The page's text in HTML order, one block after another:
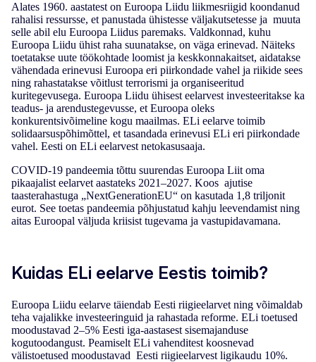
Alates 1960. aastatest on Euroopa Liidu liikmesriigid koondanud
rahalisi ressursse, et panustada ühistesse väljakutsetesse ja muuta
selle abil elu Euroopa Liidus paremaks. Valdkonnad, kuhu
Euroopa Liidu ühist raha suunatakse, on väga erinevad. Näiteks
toetatakse uute töökohtade loomist ja keskkonnakaitset, aidatakse
vähendada erinevusi Euroopa eri piirkondade vahel ja riikide sees
ning rahastatakse võitlust terrorismi ja organiseeritud
kuritegevusega. Euroopa Liidu ühisest eelarvest investeeritakse ka
teadus- ja arendustegevusse, et Euroopa oleks
konkurentsivõimeline kogu maailmas. ELi eelarve toimib
solidaarsuspõhimõttel, et tasandada erinevusi ELi eri piirkondade
vahel. Eesti on ELi eelarvest netokasusaaja.
COVID-19 pandeemia tõttu suurendas Euroopa Liit oma
pikaajalist eelarvet aastateks 2021–2027. Koos ajutise
taasterahastuga „NextGenerationEU“ on kasutada 1,8 triljonit
eurot. See toetas pandeemia põhjustatud kahju leevendamist ning
aitas Euroopal väljuda kriisist tugevama ja vastupidavamana.
Kuidas ELi eelarve Eestis toimib?
Euroopa Liidu eelarve täiendab Eesti riigieelarvet ning võimaldab
teha vajalikke investeeringuid ja rahastada reforme. ELi toetused
moodustavad 2–5% Eesti iga-aastasest sisemajanduse
kogutoodangust. Peamiselt ELi vahenditest koosnevad
välistoetused moodustavad Eesti riigieelarvest ligikaudu 10%.